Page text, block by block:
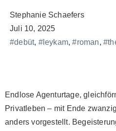
Stephanie Schaefers
Juli 10, 2025
#debüt, #leykam,#roman,
Endlose Agenturtage,
Privatleben – mit Ende
anders vorgestellt.